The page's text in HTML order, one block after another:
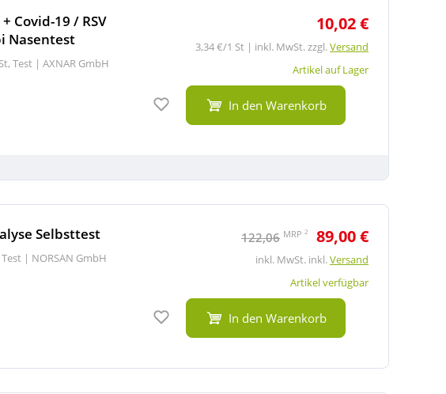
Covid-19 / RSV
Nasentest
Test | AXNAR GmbH
10,02 €
3,34 €/1 St | inkl. MwSt. zzgl.Versand
Artikel auf Lager
Auf den Merkzettel
In den Warenkorb
Selbsttest
Test | NORSAN GmbH
122,06 MRP 2 89,00 €
inkl. MwSt. inkl.Versand
Artikel verfügbar
Auf den Merkzettel
In den Warenkorb